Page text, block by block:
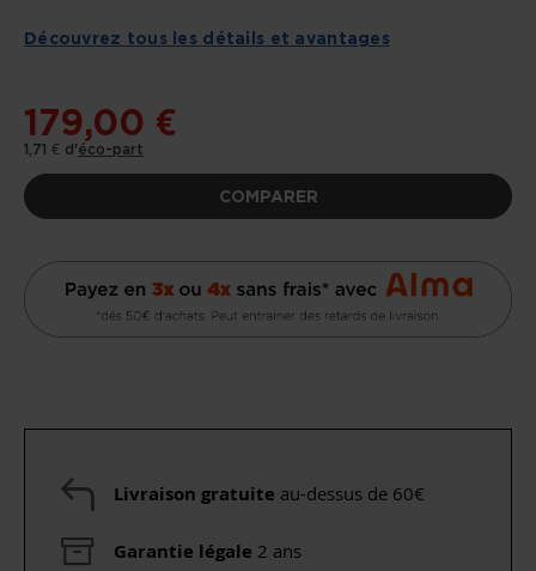
Découvrez tous les détails et avantages
179,00 €
1,71 € d'éco-part
COMPARER
Livraison gratuite au-dessus de 60€
Garantie légale 2 ans